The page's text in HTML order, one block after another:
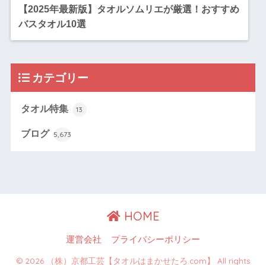
【2025年最新版】タオルソムリエが厳選！おすすめ
バスタオル10選
カテゴリー
タオル特集 13
ブログ 5,673
HOME
運営会社 プライバシーポリシー
© 2026 （株）京都工芸【タオルはまかせたろ.com】 All rights